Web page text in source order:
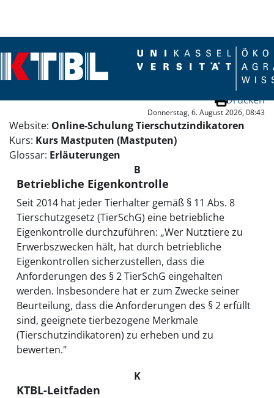
Drucken
Donnerstag, 6. August 2026, 08:43
Website: Online-Schulung Tierschutzindikatoren
Kurs: Kurs Mastputen (Mastputen)
Glossar: Erläuterungen
B
Betriebliche Eigenkontrolle
Seit 2014 hat jeder Tierhalter gemäß § 11 Abs. 8
Tierschutzgesetz (TierSchG) eine betriebliche
Eigenkontrolle durchzuführen: „Wer Nutztiere zu
Erwerbszwecken hält, hat durch betriebliche
Eigenkontrollen sicherzustellen, dass die
Anforderungen des § 2 TierSchG eingehalten
werden. Insbesondere hat er zum Zwecke seiner
Beurteilung, dass die Anforderungen des § 2 erfüllt
sind, geeignete tierbezogene Merkmale
(Tierschutzindikatoren) zu erheben und zu
bewerten."
K
KTBL-Leitfaden